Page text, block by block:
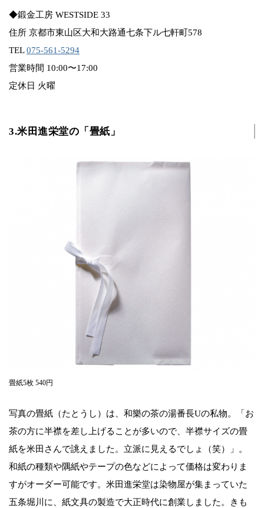
◆鍛金工房 WESTSIDE 33
住所 京都市東山区大和大路通七条下ル七軒町578
TEL075-561-5294
営業時間 10:00〜17:00
定休日 火曜
3.米田進栄堂の「畳紙」
畳紙5枚 540円
写真の畳紙（たとうし）は、和樂の茶の湯番長Uの私物。「お
茶の方に半襟を差し上げることが多いので、半襟サイズの畳
紙を米田さんで誂えました。立派に見えるでしょ（笑）」。
和紙の種類や隅紙やテープの色などによって価格は変わりま
すがオーダー可能です。米田進栄堂は染物屋が集まっていた
五条堀川に、紙文具の製造で大正時代に創業しました。きも